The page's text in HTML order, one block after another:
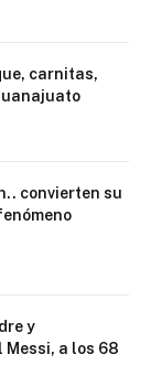
carnitas,
convierten su
y
a los 68